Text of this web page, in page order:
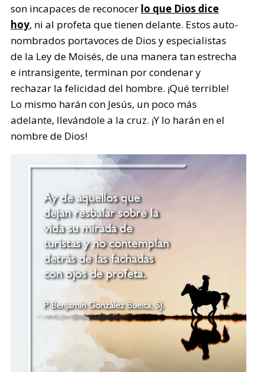
son incapaces de reconocer lo que Dios dice
hoy, ni al profeta que tienen delante. Estos auto-
nombrados portavoces de Dios y especialistas
de la Ley de Moisés, de una manera tan estrecha
e intransigente, terminan por condenar y
rechazar la felicidad del hombre. ¡Qué terrible!
Lo mismo harán con Jesús, un poco más
adelante, llevándole a la cruz. ¡Y lo harán en el
nombre de Dios!